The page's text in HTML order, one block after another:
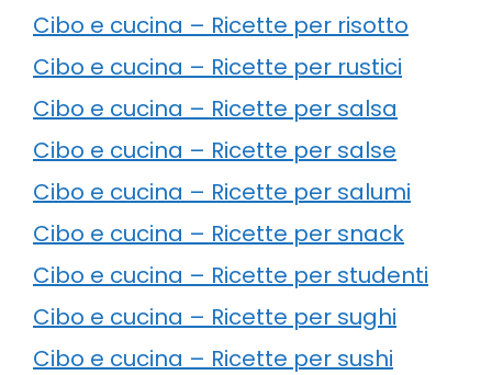
Cibo e cucina – Ricette per risotto
Cibo e cucina – Ricette per rustici
Cibo e cucina – Ricette per salsa
Cibo e cucina – Ricette per salse
Cibo e cucina – Ricette per salumi
Cibo e cucina – Ricette per snack
Cibo e cucina – Ricette per studenti
Cibo e cucina – Ricette per sughi
Cibo e cucina – Ricette per sushi